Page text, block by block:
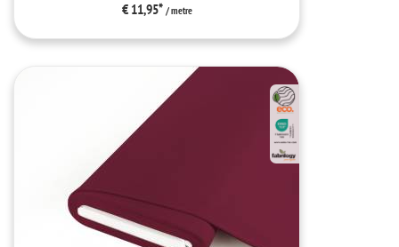
€ 11,95* / metre